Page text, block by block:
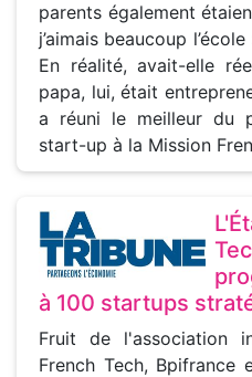
parents également
j’aimais beaucoup
En réalité, avait-elle
papa, lui, était
a réuni le meilleur du
start-up à la Mission
à 100 startups
Fruit de l'association
French Tech, Bpifrance